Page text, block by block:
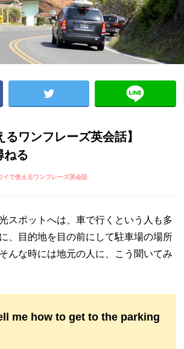
るワンフレーズ英会話】
る
イで使えるワンフレーズ英会話
スポットへは、車で行くという人も多
、目的地を目の前にして駐車場の場所
な時には地元の人に、こう聞いてみ
me how to get to the parking